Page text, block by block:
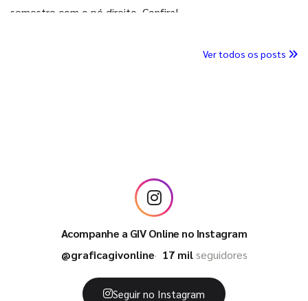
semestre com o pé direito. Confira!
Ver todos os posts
Acompanhe a GIV Online no Instagram
@graficagivonline
17 milseguidores
Seguir no Instagram